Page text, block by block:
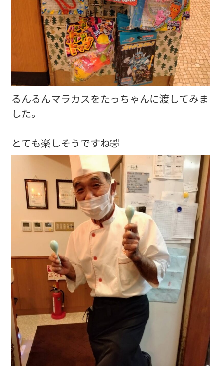
るんるんマラカスをたっちゃんに渡してみま
した。
とても楽しそうですね🤣